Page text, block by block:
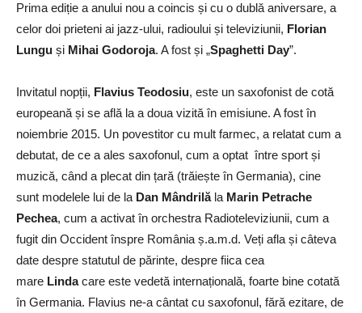
Prima ediție a anului nou a coincis și cu o dublă aniversare, a
celor doi prieteni ai jazz-ului, radioului și televiziunii, Florian
Lungu și Mihai Godoroja. A fost și „Spaghetti Day”.
Invitatul nopții, Flavius Teodosiu, este un saxofonist de cotă
europeană și se află la a doua vizită în emisiune. A fost în
noiembrie 2015. Un povestitor cu mult farmec, a relatat cum a
debutat, de ce a ales saxofonul, cum a optat între sport și
muzică, când a plecat din țară (trăiește în Germania), cine
sunt modelele lui de la Dan Mândrilăla Marin Petrache
Pechea, cum a activat în orchestra Radioteleviziunii, cum a
fugit din Occident înspre România ș.a.m.d. Veți afla și câteva
date despre statutul de părinte, despre fiica cea
mare Lindacare este vedetă internațională, foarte bine cotată
în Germania. Flavius ne-a cântat cu saxofonul, fără ezitare, de